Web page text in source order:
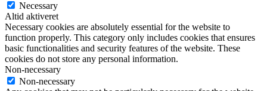
Necessary
Altid aktiveret
Necessary cookies are absolutely essential for the website to
function properly. This category only includes cookies that ensures
basic functionalities and security features of the website. These
cookies do not store any personal information.
Non-necessary
Non-necessary